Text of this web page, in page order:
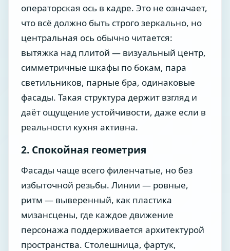
операторская ось в кадре. Это не означает,
что всё должно быть строго зеркально, но
центральная ось обычно читается:
вытяжка над плитой — визуальный центр,
симметричные шкафы по бокам, пара
светильников, парные бра, одинаковые
фасады. Такая структура держит взгляд и
даёт ощущение устойчивости, даже если в
реальности кухня активна.
2. Спокойная геометрия
Фасады чаще всего филенчатые, но без
избыточной резьбы. Линии — ровные,
ритм — выверенный, как пластика
мизансцены, где каждое движение
персонажа поддерживается архитектурой
пространства. Столешница, фартук,